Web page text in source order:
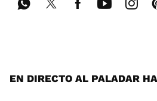
EN DIRECTO AL PALADAR